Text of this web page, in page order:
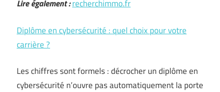
Lire également :recherchimmo.fr
Diplôme en cybersécurité : quel choix pour votre
carrière ?
Les chiffres sont formels : décrocher un diplôme en
cybersécurité n’ouvre pas automatiquement la porte